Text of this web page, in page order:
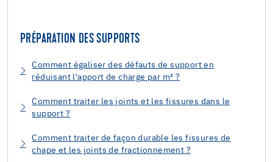
PRÉPARATION DES SUPPORTS
Comment égaliser des défauts de support en
réduisant l'apport de charge par m² ?
Comment traiter les joints et les fissures dans le
support ?
Comment traiter de façon durable les fissures de
chape et les joints de fractionnement ?